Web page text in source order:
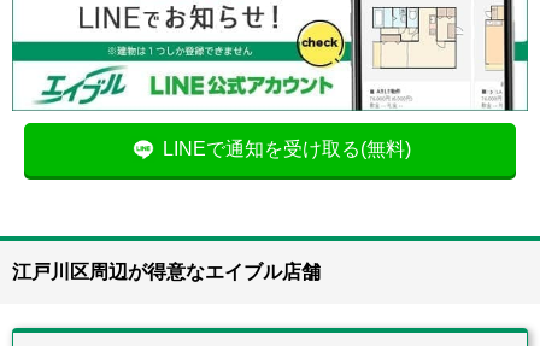
LINEで通知を受け取る(無料)
江戸川区周辺が得意なエイブル店舗